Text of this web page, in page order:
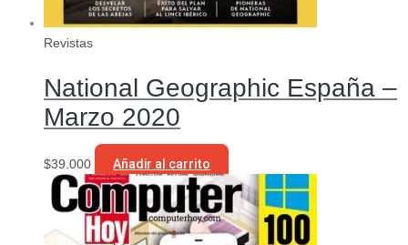
Revistas
National Geographic España –
Marzo 2020
$39.000 Añadir al carrito